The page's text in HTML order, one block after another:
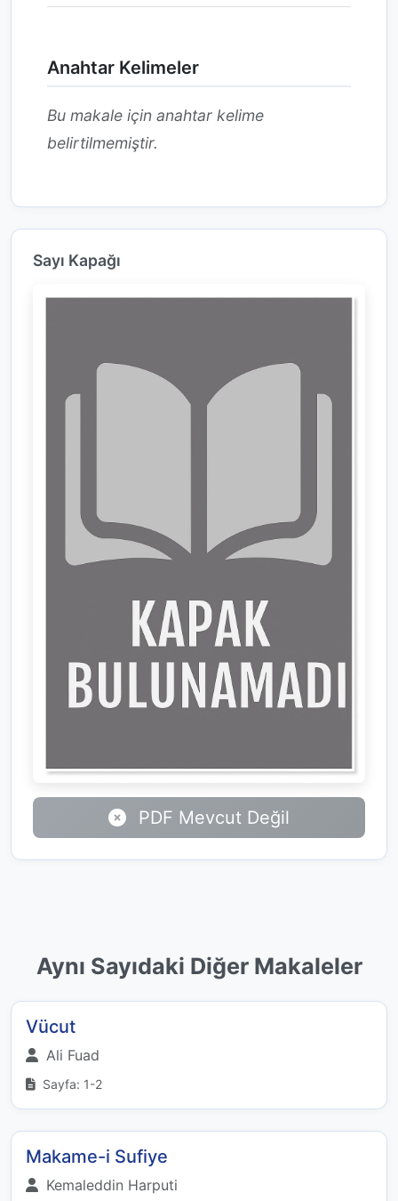
Anahtar Kelimeler
Bu makale için anahtar kelime
belirtilmemiştir.
Sayı Kapağı
PDF Mevcut Değil
Aynı Sayıdaki Diğer Makaleler
Vücut
Ali Fuad
Sayfa: 1-2
Makame-i Sufiye
Kemaleddin Harputi